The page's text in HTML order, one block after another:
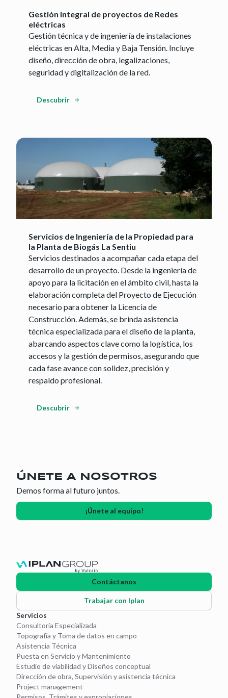
Gestión integral de proyectos de Redes
eléctricas
Gestión técnica y de ingeniería de instalaciones
eléctricas en Alta, Media y Baja Tensión. Incluye
diseño, dirección de obra, legalizaciones,
seguridad y digitalización de la red.
Descubrir
Servicios de Ingeniería de la Propiedad para
la Planta de Biogás La Sentiu
Servicios destinados a acompañar cada etapa del
desarrollo de un proyecto. Desde la ingeniería de
apoyo para la licitación en el ámbito civil, hasta la
elaboración completa del Proyecto de Ejecución
necesario para obtener la Licencia de
Construcción. Además, se brinda asistencia
técnica especializada para el diseño de la planta,
abarcando aspectos clave como la logística, los
accesos y la gestión de permisos, asegurando que
cada fase avance con solidez, precisión y
respaldo profesional.
Descubrir
ÚNETE A NOSOTROS
Demos forma al futuro juntos.
¡Únete al equipo!
Contáctanos
Trabajar con Iplan
Servicios
Consultoría Especializada
Topografía y Toma de datos en campo
Asistencia Técnica
Puesta en Servicio y Mantenimiento
Estudio de viabilidad y Diseños conceptual
Dirección de obra, Supervisión y asistencia técnica
Project management